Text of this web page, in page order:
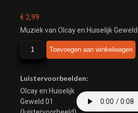
€ 2,99
Muziek van Olcay en Huiselijk Geweld
Olcay
en
Geweld
aantal
Toevoegen aan winkelwagen
Luistervoorbeelden:
Olcay en Huiselijk
Geweld 01